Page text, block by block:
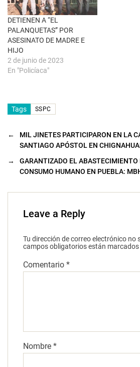
t
a
n
a
n
u
e
a
)
DETIENEN A “EL
PALANQUETAS” POR
ASESINATO DE MADRE E
HIJO
2 de junio de 2023
En "Policíaca"
Tags SSPC
←
MIL JINETES PARTICIPARON EN LA
SANTIAGO APÓSTOL EN
→
GARANTIZADO EL ABASTECIMIENTO
CONSUMO HUMANO EN PUEBLA:
Leave a Reply
Tu dirección de correo electrónico no
campos obligatorios están marcados
Comentario *
Nombre *